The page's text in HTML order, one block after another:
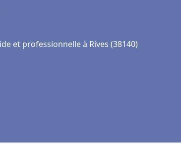
et professionnelle à Rives (38140)